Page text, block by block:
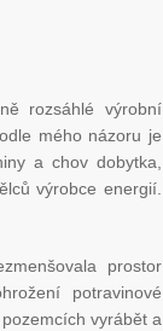
rozsáhlé výrobní
mého názoru je
a chov dobytka,
výrobce energií.
prostor
potravinové
vyrábět a